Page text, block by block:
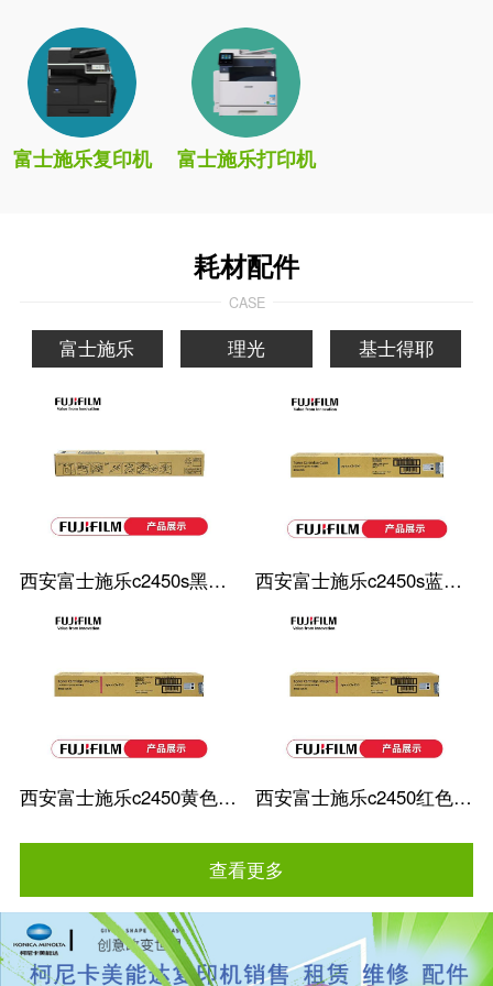
富士施乐复印机 富士施乐打印机
耗材配件
CASE
富士施乐 理光 基士得耶
西安富士施乐c2450s黑色粉盒 西安富士施乐c2450s蓝色粉盒
西安富士施乐c2450黄色粉盒 西安富士施乐c2450红色粉盒
查看更多